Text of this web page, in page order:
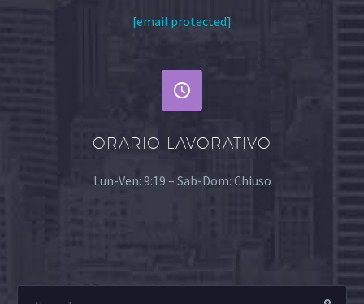
[email protected]


ORARIO LAVORATIVO
Lun-Ven: 9:19 – Sab-Dom: Chiuso